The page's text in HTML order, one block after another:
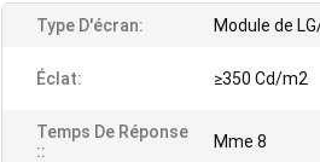
Type D'écran: Module de
Éclat: ≥350 Cd/m2
Temps De Réponse
::
Mme 8